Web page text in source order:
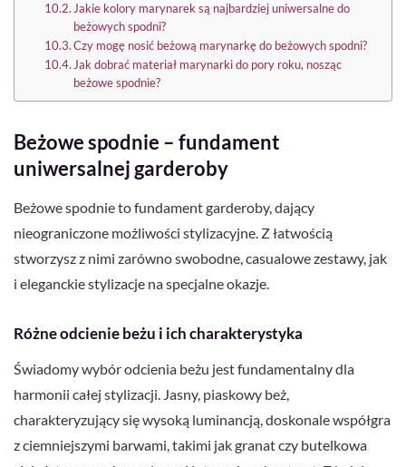
Jakie kolory marynarek są najbardziej uniwersalne do
beżowych spodni?
Czy mogę nosić beżową marynarkę do beżowych spodni?
Jak dobrać materiał marynarki do pory roku, nosząc
beżowe spodnie?
Beżowe spodnie – fundament
uniwersalnej garderoby
Beżowe spodnie to fundament garderoby, dający
nieograniczone możliwości stylizacyjne. Z łatwością
stworzysz z nimi zarówno swobodne, casualowe zestawy, jak
i eleganckie stylizacje na specjalne okazje.
Różne odcienie beżu i ich charakterystyka
Świadomy wybór odcienia beżu jest fundamentalny dla
harmonii całej stylizacji. Jasny, piaskowy beż,
charakteryzujący się wysoką luminancją, doskonale współgra
z ciemniejszymi barwami, takimi jak granat czy butelkowa